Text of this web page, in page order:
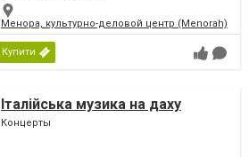
Менора, культурно-деловой центр (Menorah)
Купити
Італійська музика на даху
Концерты